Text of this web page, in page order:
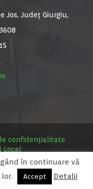
Jos, Județ Giurgiu,
confidențialitate
Local
de MediaDigi.ro
în continuare vă
Accept Detalii